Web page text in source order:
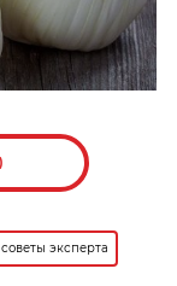
советы эксперта